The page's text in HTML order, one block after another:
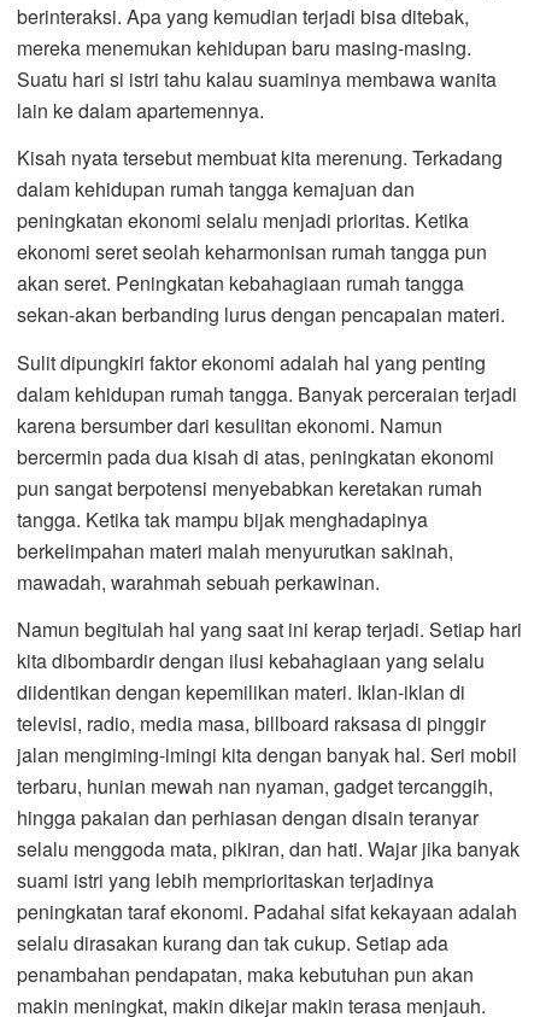
berinteraksi. Apa yang kemudian terjadi bisa ditebak,
mereka menemukan kehidupan baru masing-masing.
Suatu hari si istri tahu kalau suaminya membawa wanita
lain ke dalam apartemennya.
Kisah nyata tersebut membuat kita merenung. Terkadang
dalam kehidupan rumah tangga kemajuan dan
peningkatan ekonomi selalu menjadi prioritas. Ketika
ekonomi seret seolah keharmonisan rumah tangga pun
akan seret. Peningkatan kebahagiaan rumah tangga
sekan-akan berbanding lurus dengan pencapaian materi.
Sulit dipungkiri faktor ekonomi adalah hal yang penting
dalam kehidupan rumah tangga. Banyak perceraian terjadi
karena bersumber dari kesulitan ekonomi. Namun
bercermin pada dua kisah di atas, peningkatan ekonomi
pun sangat berpotensi menyebabkan keretakan rumah
tangga. Ketika tak mampu bijak menghadapinya
berkelimpahan materi malah menyurutkan sakinah,
mawadah, warahmah sebuah perkawinan.
Namun begitulah hal yang saat ini kerap terjadi. Setiap hari
kita dibombardir dengan ilusi kebahagiaan yang selalu
diidentikan dengan kepemilikan materi. Iklan-iklan di
televisi, radio, media masa, billboard raksasa di pinggir
jalan mengiming-imingi kita dengan banyak hal. Seri mobil
terbaru, hunian mewah nan nyaman, gadget tercanggih,
hingga pakaian dan perhiasan dengan disain teranyar
selalu menggoda mata, pikiran, dan hati. Wajar jika banyak
suami istri yang lebih memprioritaskan terjadinya
peningkatan taraf ekonomi. Padahal sifat kekayaan adalah
selalu dirasakan kurang dan tak cukup. Setiap ada
penambahan pendapatan, maka kebutuhan pun akan
makin meningkat, makin dikejar makin terasa menjauh.